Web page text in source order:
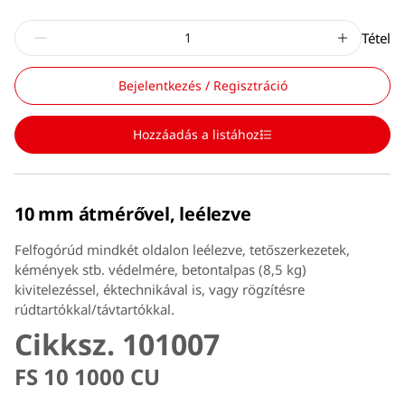
Tétel
Bejelentkezés / Regisztráció
Hozzáadás a listához
10 mm átmérővel, leélezve
Felfogórúd mindkét oldalon leélezve, tetőszerkezetek,
kémények stb. védelmére, betontalpas (8,5 kg)
kivitelezéssel, éktechnikával is, vagy rögzítésre
rúdtartókkal/távtartókkal.
Cikksz. 101007
FS 10 1000 CU